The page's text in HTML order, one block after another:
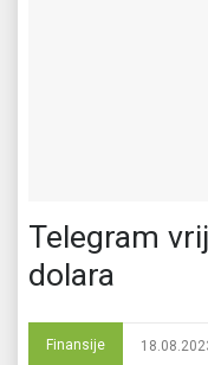
Telegram
dolara
Finansije